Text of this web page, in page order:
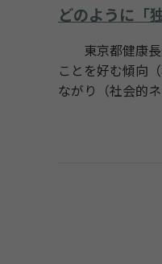
どのように「
東京都健康長寿
ことを好む傾向
ながり（社会的